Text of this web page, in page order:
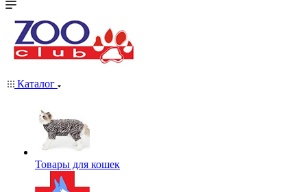
Каталог
Товары для кошек